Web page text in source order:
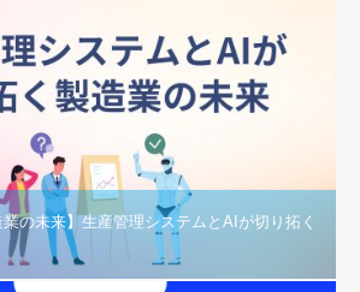
業の未来】生産管理システムとAIが切り拓く